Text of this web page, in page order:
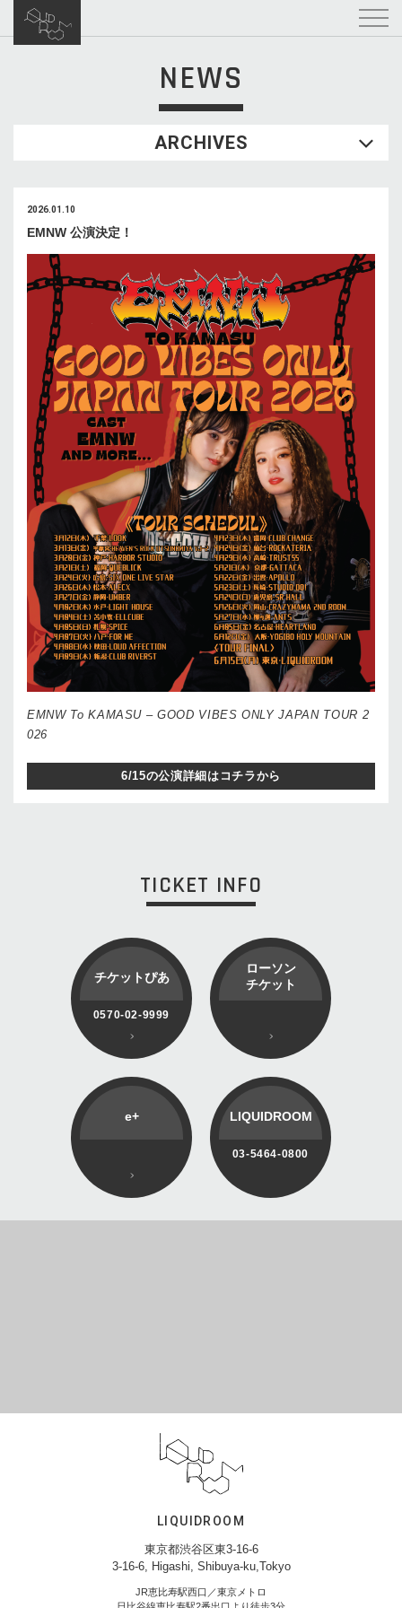
NEWS
ARCHIVES
2026.01.10
EMNW 公演決定！
EMNW To KAMASU – GOOD VIBES ONLY JAPAN TOUR 2
026
6/15の公演詳細はコチラから
TICKET INFO
チケットぴあ
0570-02-9999
ローソン
チケット
e+ LIQUIDROOM
03-5464-0800
LIQUIDROOM
東京都渋谷区東3-16-6
3-16-6, Higashi, Shibuya-ku,Tokyo
JR恵比寿駅西口／東京メトロ